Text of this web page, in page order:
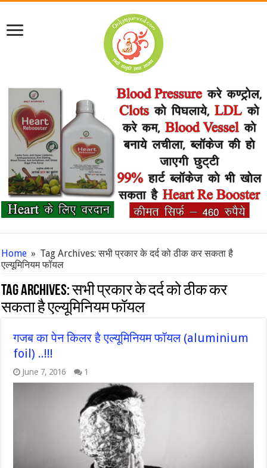
Home » Tag Archives: सभी प्रकार के दर्द को ठीक कर सकता है
एल्यूमिनियम फॉयल
Tag Archives:सभी प्रकार के दर्द को ठीक कर
सकता है एल्यूमिनियम फॉयल
गजब का पेन किलर है एल्यूमिनियम फॉयल (aluminium
foil) ..!!!
June 7, 2016 1